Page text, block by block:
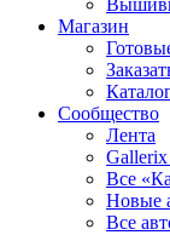
Магазин
Сообщество
Лента
Все
Новые
Все